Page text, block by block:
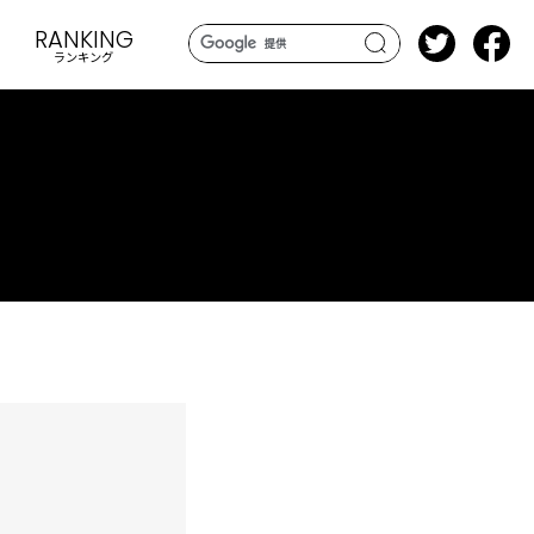
search
RANKING
ランキング